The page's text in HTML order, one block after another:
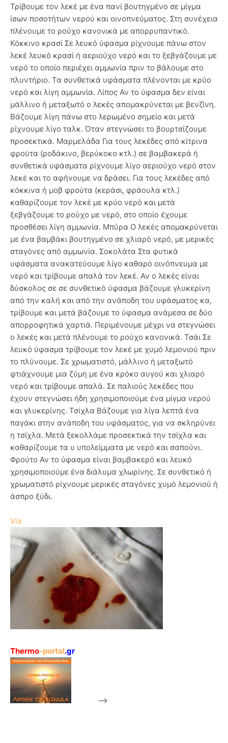
Τρίβουμε τον λεκέ με ένα πανί βουτηγμένο σε μίγμα
ίσων ποσοτήτων νερού και οινοπνεύματος. Στη συνέχεια
πλένουμε το ρούχο κανονικά με απορρυπαντικό.
Κόκκινο κρασί Σε λευκό ύφασμα ρίχνουμε πάνω στον
λεκέ λευκό κρασί ή αεριούχο νερό και το ξεβγάζουμε με
νερό το οποίο περιέχει αμμωνία πριν το βάλουμε στο
πλυντήριο. Τα συνθετικά υφάσματα πλένονται με κρύο
νερό και λίγη αμμωνία. Λίπος Αν το ύφασμα δεν είναι
μάλλινο ή μεταξωτό ο λεκές απομακρύνεται με βενζίνη.
Βάζουμε λίγη πάνω στο λερωμένο σημείο και μετά
ρίχνουμε λίγο ταλκ. Όταν στεγνώσει το βουρτσίζουμε
προσεκτικά. Μαρμελάδα Για τους λεκέδες από κίτρινα
φρούτα (ροδάκινο, βερύκοκο κτλ.) σε βαμβακερά ή
συνθετικά υφάσματα ρίχνουμε λίγο αεριούχο νερό στον
λεκέ και το αφήνουμε να δράσει. Για τους λεκέδες από
κόκκινα ή μοβ φρούτα (κεράσι, φράουλα κτλ.)
καθαρίζουμε τον λεκέ με κρύο νερό και μετά
ξεβγάζουμε το ρούχο με νερό, στο οποίο έχουμε
προσθέσει λίγη αμμωνία. Μπύρα Ο λεκές απομακρύνεται
με ένα βαμβάκι βουτηγμένο σε χλιαρό νερό, με μερικές
σταγόνες από αμμωνία. Σοκολάτα Στα φυτικά
υφάσματα ανακατεύουμε λίγο καθαρό οινόπνευμα με
νερό και τρίβουμε απαλά τον λεκέ. Αν ο λεκές είναι
δύσκολος σε σε συνθετικό ύφασμα βάζουμε γλυκερίνη
από την καλή και από την ανάποδη του υφάσματος κα,
τρίβουμε και μετά βάζουμε το ύφασμα ανάμεσα σε δύο
απορροφητικά χαρτιά. Περιμένουμε μέχρι να στεγνώσει
ο λεκές και μετά πλένουμε το ρούχο κανονικά. Τσάι Σε
λευκό ύφασμα τρίβουμε τον λεκέ με χυμό λεμονιού πριν
το πλύνουμε. Σε χρωματιστό, μάλλινο ή μεταξωτό
φτιάχνουμε μια ζύμη με ένα κρόκο αυγού και χλιαρό
νερό και τρίβουμε απαλά. Σε παλιούς λεκέδες που
έχουν στεγνώσει ήδη χρησιμοποιούμε ένα μίγμα νερού
και γλυκερίνης. Τσίχλα Βάζουμε για λίγα λεπτά ένα
παγάκι στην ανάποδη του υφάσματος, για να σκληρύνει
η τσίχλα. Μετά ξεκολλάμε προσεκτικά την τσίχλα και
καθαρίζουμε τα υ υπολείμματα με νερό και σαπούνι.
Φρούτο Αν το ύφασμα είναι βαμβακερό και λευκό
χρησιμοποιούμε ένα διάλυμα χλωρίνης. Σε συνθετικό ή
χρωματιστό ρίχνουμε μερικές σταγόνες χυμό λεμονιού ή
άσπρο ξύδι.
Via
Thermo-portal.gr
-->